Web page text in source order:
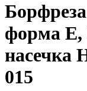
форма E,
насечка
015